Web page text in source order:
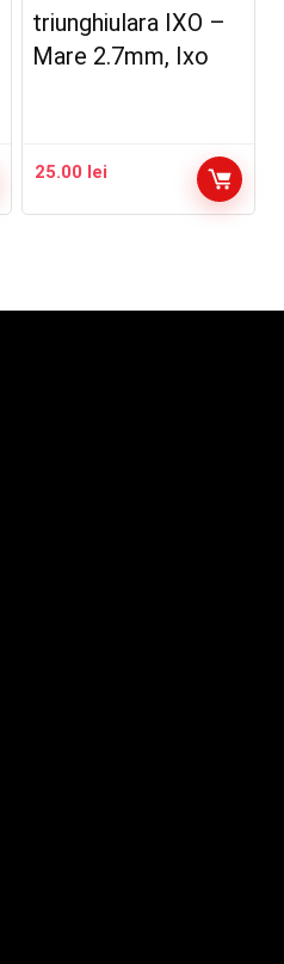
triunghiulara IXO –
Mare 2.7mm, Ixo
25.00 lei